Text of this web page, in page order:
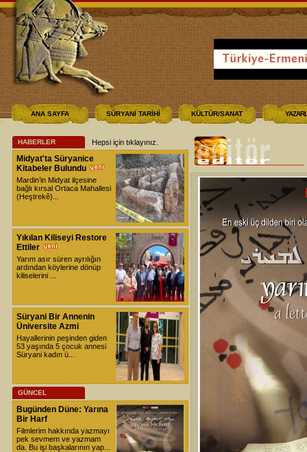
ANA SAYFA SÜRYANİ TARİHİ KÜLTÜR/SANAT
HABERLER Hepsi için tıklayınız
Midyat'ta Süryanice
Kitabeler Bulundu
Mardin’in Midyat ilçesine
bağlı kırsal Ortaca Mahallesi
(Heştrekê)...
Yıkılan Kiliseyi Restore
Ettiler
Yarım asır süren ayrılığın
ardından köylerine dönüp
kiliselerini ...
Süryani Bir Annenin
Üniversite Azmi
Hayallerinin peşinden giden
53 yaşında 5 çocuk annesi
Süryani kadın ü...
GÜNCEL
Bugünden Düne: Yarına
Bir Harf
Filmlerim hakkında yazmayı
pek sevmem ve yazmam
da. Bu işi başkalarının yap...